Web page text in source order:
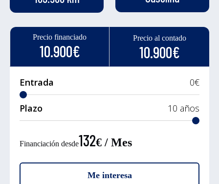
Precio financiado
10.900€
Precio al contado
10.900€
Entrada 0€
Plazo 10 años
Financiación desde132€ / Mes
Me interesa